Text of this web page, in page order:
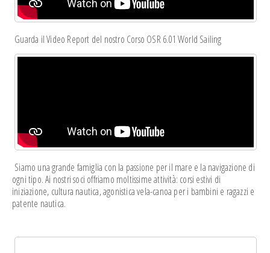
Guarda il Video Report del nostro Corso OSR 6.01 World Sailing
Siamo una grande famiglia con la passione per il mare e la navigazione di
ogni tipo. Ai nostri soci offriamo moltissime attività: corsi estivi di
iniziazione, cultura nautica, agonistica vela-canoa per i bambini e ragazzi e
patente nautica.